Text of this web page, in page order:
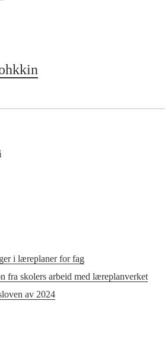
i læreplaner for fag
fra skolers arbeid med læreplanverket
av 2024